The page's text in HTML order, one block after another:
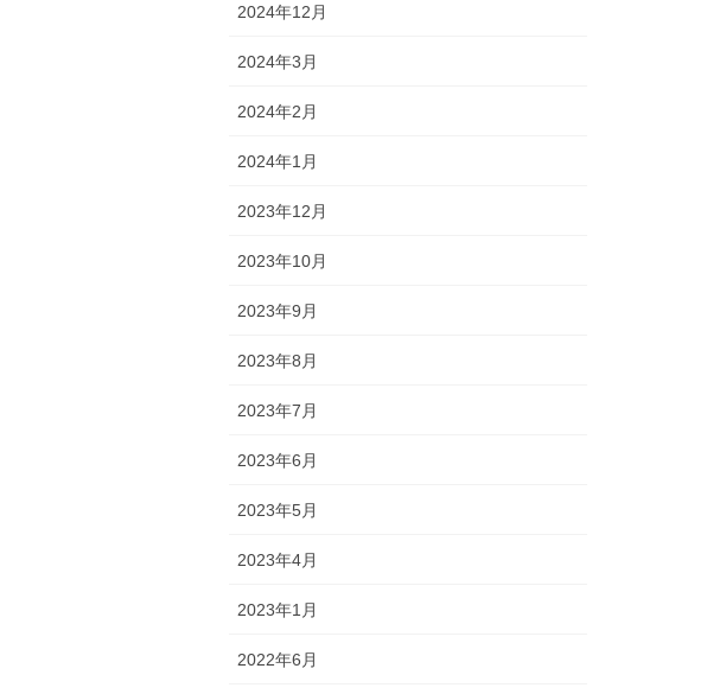
2024年12月
2024年3月
2024年2月
2024年1月
2023年12月
2023年10月
2023年9月
2023年8月
2023年7月
2023年6月
2023年5月
2023年4月
2023年1月
2022年6月